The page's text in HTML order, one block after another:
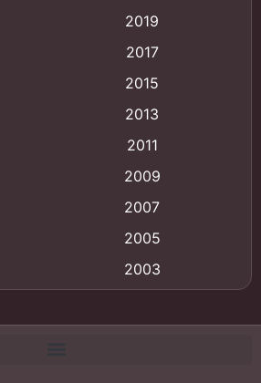
2019
2017
2015
2013
2011
2009
2007
2005
2003
1999